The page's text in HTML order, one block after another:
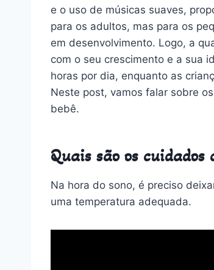
e o uso de músicas suaves,
para os adultos, mas para os
em desenvolvimento. Logo, a
com o seu crescimento e a sua
horas por dia, enquanto as
Neste post, vamos falar sobre
bebê.
Quais são os cuidados
Na hora do sono, é preciso
uma temperatura adequada.